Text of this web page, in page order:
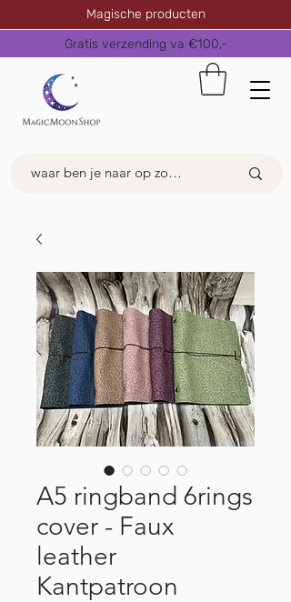
Magische producten
Gratis verzending va €100,-
A5 ringband 6rings
cover - Faux
leather
Kantpatroon